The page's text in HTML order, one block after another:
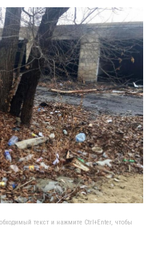
текст и нажмите Ctrl+Enter, чтобы